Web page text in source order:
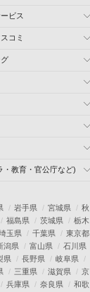
ビス
コミ
・教育・官公庁など)
岩手県 宮城県
秋
福島県 茨城県
栃木
玉県 千葉県
東京都
潟県 富山県
石川県
県 長野県
岐阜県
三重県 滋賀県
京
兵庫県 奈良県
和歌